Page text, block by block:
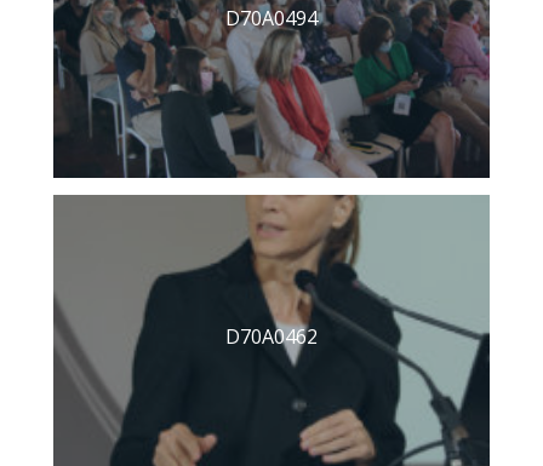
D70A0494
D70A0462